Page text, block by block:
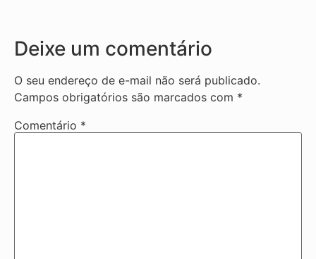
Deixe um comentário
O seu endereço de e-mail não será publicado.
Campos obrigatórios são marcados com *
Comentário *